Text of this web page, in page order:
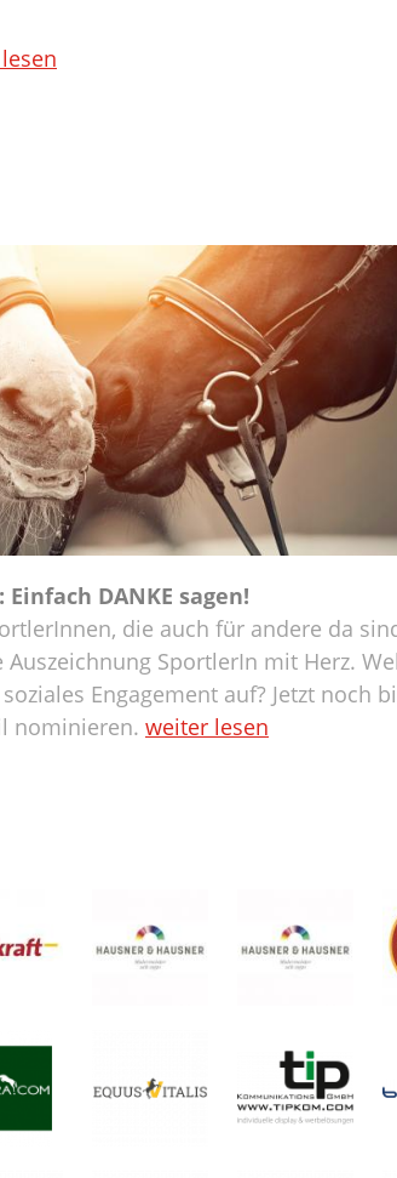
DANKE sagen!
die auch für andere da
SportlerIn mit Herz.
Engagement auf? Jetzt noch
nominieren. weiter lesen